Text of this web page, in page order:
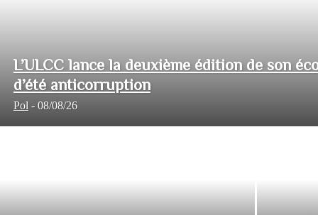
L’ULCC lance la deuxième édition de son
d’été anticorruption
Pol - 08/08/26